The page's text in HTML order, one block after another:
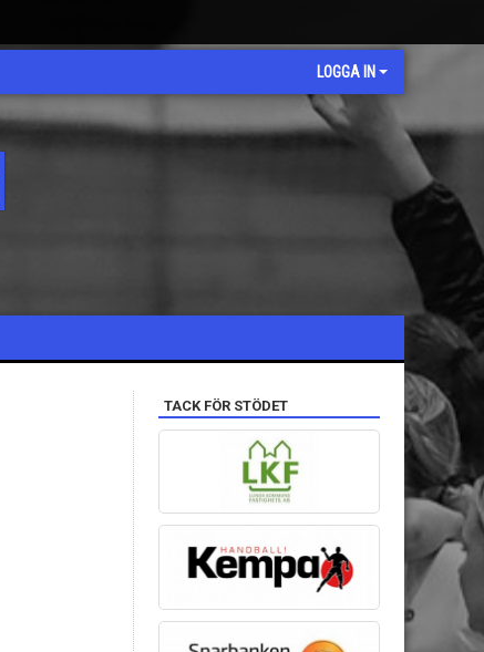
LOGGA IN
TACK FÖR STÖDET